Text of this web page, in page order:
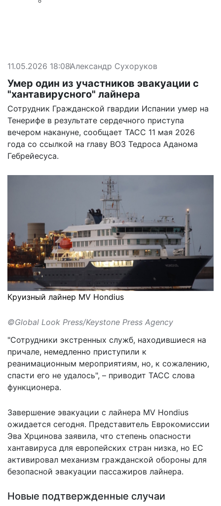
11.05.2026 18:08Александр Сухоруков
Умер один из участников эвакуации с
"хантавирусного" лайнера
Сотрудник Гражданской гвардии Испании умер на
Тенерифе в результате сердечного приступа
вечером накануне, сообщает ТАСС 11 мая 2026
года со ссылкой на главу ВОЗ Тедроса Аданома
Гебрейесуса.
Круизный лайнер MV Hondius
©Global Look Press/Keystone Press Agency
"Сотрудники экстренных служб, находившиеся на
причале, немедленно приступили к
реанимационным мероприятиям, но, к сожалению,
спасти его не удалось", – приводит ТАСС слова
функционера.
Завершение эвакуации с лайнера MV Hondius
ожидается сегодня. Представитель Еврокомиссии
Эва Хрцинова заявила, что степень опасности
хантавируса для европейских стран низка, но ЕС
активировал механизм гражданской обороны для
безопасной эвакуации пассажиров лайнера.
Новые подтвержденные случаи